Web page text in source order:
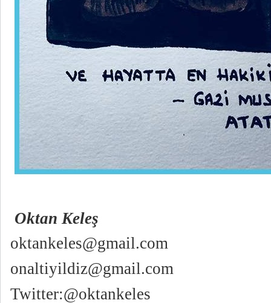
Oktan Keleş
oktankeles@gmail.com
onaltiyildiz@gmail.com
Twitter:@oktankeles